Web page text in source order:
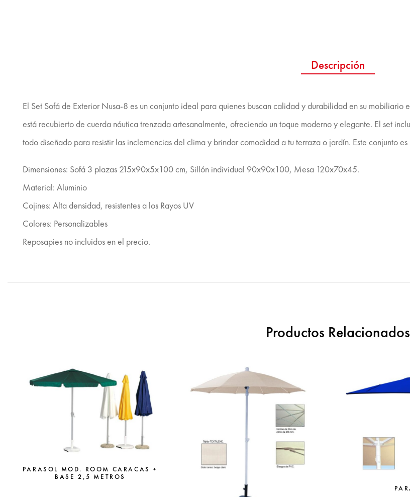
Descripción
El Set Sofá de Exterior Nusa-8 es un conjunto ideal para quienes buscan calidad y durabilidad en su
está recubierto de cuerda náutica trenzada artesanalmente, ofreciendo un toque moderno y elegante. El set
todo diseñado para resistir las inclemencias del clima y brindar comodidad a tu terraza o jardín. Este conjunto
Dimensiones: Sofá 3 plazas 215x90x5x100 cm, Sillón individual 90x90x100, Mesa 120x70x45.
Material: Aluminio
Cojines: Alta densidad, resistentes a los Rayos UV
Colores: Personalizables
Reposapies no incluidos en el precio.
Productos Relacionados
PARASOL MOD. ROOM CARACAS +
BASE 2,5 METROS